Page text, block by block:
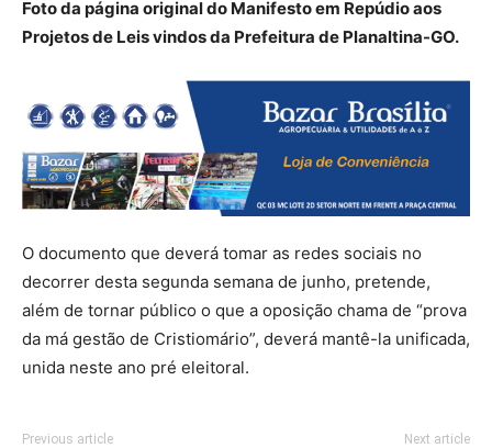
Foto da página original do Manifesto em Repúdio aos
Projetos de Leis vindos da Prefeitura de Planaltina-GO.
O documento que deverá tomar as redes sociais no
decorrer desta segunda semana de junho, pretende,
além de tornar público o que a oposição chama de “prova
da má gestão de Cristiomário”, deverá mantê-la unificada,
unida neste ano pré eleitoral.
Previous article Next article